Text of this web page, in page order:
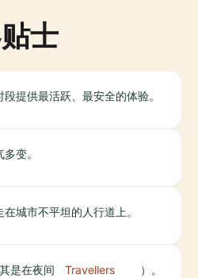
士
段提供最活跃、最安全的体验。
变。
在城市不平坦的人行道上。
是在夜间
Travellers
）。